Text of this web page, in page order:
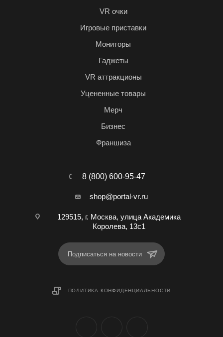
VR очки
Игровые приставки
Мониторы
Гаджеты
VR аттракционы
Уцененные товары
Мерч
Бизнес
Франшиза
8 (800) 600-95-47
shop@portal-vr.ru
129515, г. Москва, улица Академика
Королева, 13с1
Подписаться на новости
ПОЛИТИКА КОНФИДЕНЦИАЛЬНОСТИ